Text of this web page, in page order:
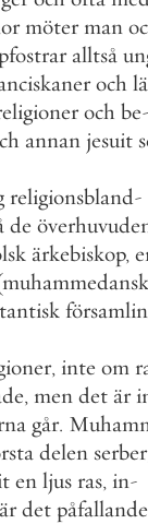
möter man
alltså
och
och be
annan jesuit
religionsbland-
de
ärkebiskop,
muhammedansk
, inte om
, men det är
går.
delen serber
en ljus ras, in-
är det påfallande